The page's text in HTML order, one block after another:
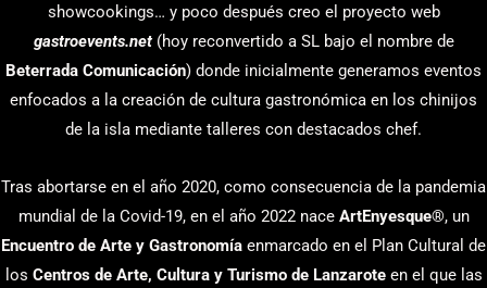
showcookings… y poco después creo el proyecto web
gastroevents.net(hoy reconvertido a SL bajo el nombre de
Beterrada Comunicación) donde inicialmente generamos eventos
enfocados a la creación de cultura gastronómica en los chinijos
de la isla mediante talleres con destacados chef.
Tras abortarse en el año 2020, como consecuencia de la pandemia
mundial de la Covid-19, en el año 2022 nace ArtEnyesque®, un
Encuentro de Arte y Gastronomía enmarcado en el Plan Cultural de
los Centros de Arte, Cultura y Turismo de Lanzaroteen el que las